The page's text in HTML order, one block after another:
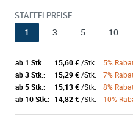
STAFFELPREISE
1 3 5 10
ab 1 Stk.: 15,60 €/Stk. 5%
ab 3 Stk.:
15,29 €/Stk. 7%
ab 5 Stk.:
15,13 €/Stk. 8%
ab 10 Stk.: 14,82 €/Stk. 10%